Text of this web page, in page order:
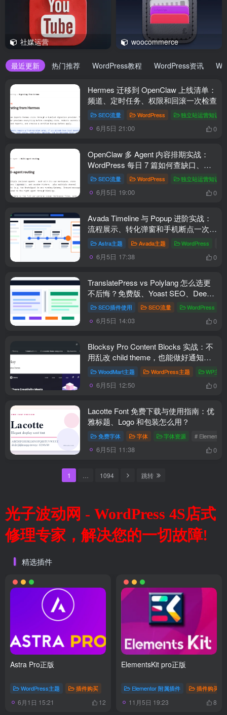
社媒运营 woocommerce
最近更新 热门推荐 WordPress教程 WordPress资讯
Hermes 迁移到 OpenClaw 上线清单：
频道、定时任务、权限和回滚一次检查
SEO流量 WordPress 独立站运营知识点
6月5日 21:00 0
OpenClaw 多 Agent 内容排期实战：
WordPress 每日 7 篇如何查缺口、补
空位和防漏发
SEO流量 WordPress 独立站运营知识点
6月5日 19:00 0
Avada Timeline 与 Popup 进阶实战：
流程展示、转化弹窗和手机断点一次理
顺 Astra主题 Avada主题 WordPress
6月5日 17:38 0
TranslatePress vs Polylang 怎么选更
不后悔？免费版、Yoast SEO、DeepL
一次讲清
SEO插件使用 SEO流量 WordPress
6月5日 14:03 0
Blocksy Pro Content Blocks 实战：不
用乱改 child theme，也能做好通知条
和商品页模块
WoodMart主题 WordPress主题 WP主
6月5日 12:50 0
Lacotte Font 免费下载与使用指南：优
雅标题、Logo 和包装怎么用？
免费字体 字体 字体资源 # Elementor
6月5日 11:38 0
1 1094 跳转
光子波动网 - WordPress 4S店式
修理专家，解决您的一切故障!
精选插件
Astra Pro正版
WordPress主题 插件购买
6月1日 15:21 12
ElementsKit pro正版
Elementor 附属插件 插件购买
11月5日 19:23 8